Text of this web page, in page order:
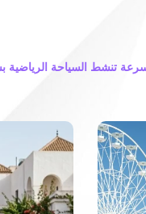
تنشط السياحة الرياضية